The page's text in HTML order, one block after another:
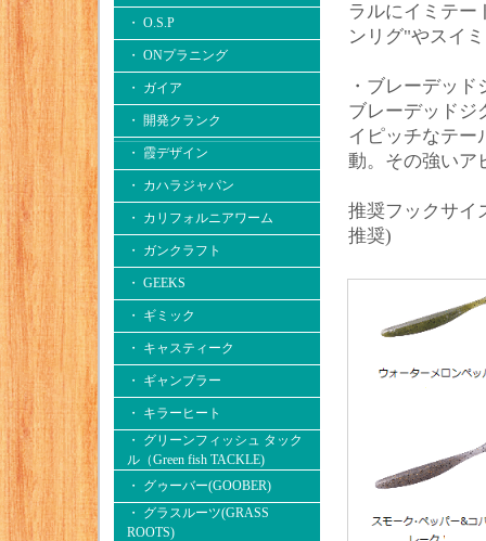
・ O.S.P
・ ONプラニング
・ ガイア
・ 開発クランク
・ 霞デザイン
・ カハラジャパン
・ カリフォルニアワーム
・ ガンクラフト
・ GEEKS
・ ギミック
・ キャスティーク
・ ギャンブラー
・ キラーヒート
・ グリーンフィッシュ タック
ル（Green fish TACKLE)
・ グゥーバー(GOOBER)
・ グラスルーツ(GRASS
ROOTS)
ラルにイミテー
ンリグ"やスイ
・ブレーデッ
ブレーデッドジ
イピッチなテー
動。その強いア
推奨フックサイ
推奨)